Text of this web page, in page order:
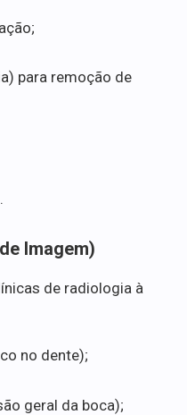
para remoção de
Imagem)
de radiologia à
no dente);
geral da boca);